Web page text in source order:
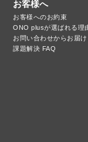
お客様へ
お客様へのお約束
ONO plusが選ばれる理
お問い合わせからお届
課題解決 FAQ